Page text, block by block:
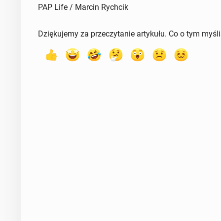
PAP Life / Marcin Rychcik
Dziękujemy za przeczytanie artykułu. Co o tym